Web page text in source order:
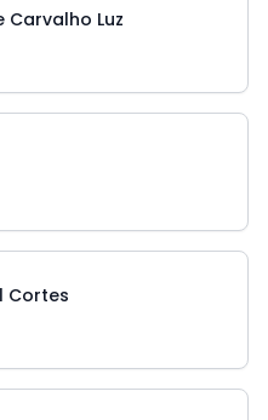
Carvalho Luz
Cortes